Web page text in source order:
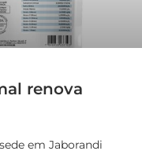
renova
em Jaborandi